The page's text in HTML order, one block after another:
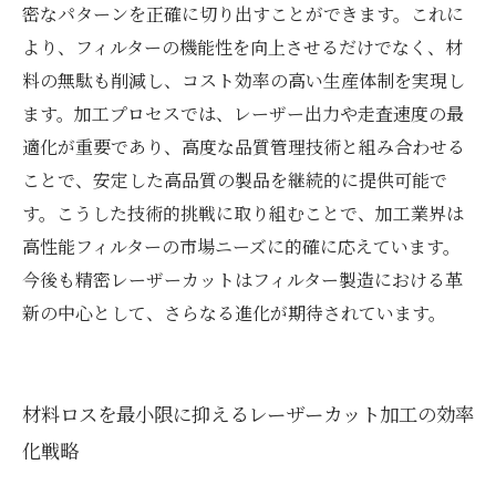
密なパターンを正確に切り出すことができます。これに
より、フィルターの機能性を向上させるだけでなく、材
料の無駄も削減し、コスト効率の高い生産体制を実現し
ます。加工プロセスでは、レーザー出力や走査速度の最
適化が重要であり、高度な品質管理技術と組み合わせる
ことで、安定した高品質の製品を継続的に提供可能で
す。こうした技術的挑戦に取り組むことで、加工業界は
高性能フィルターの市場ニーズに的確に応えています。
今後も精密レーザーカットはフィルター製造における革
新の中心として、さらなる進化が期待されています。
材料ロスを最小限に抑えるレーザーカット加工の効率
化戦略